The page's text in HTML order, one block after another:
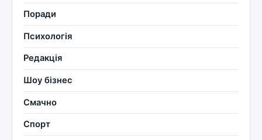
Поради
Психологія
Редакція
Шоу бізнес
Смачно
Спорт